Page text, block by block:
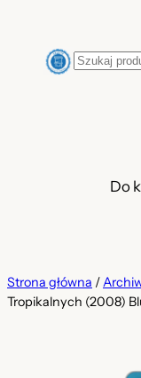
Szukaj
Do
Strona główna /
Tropikalnych (2008)